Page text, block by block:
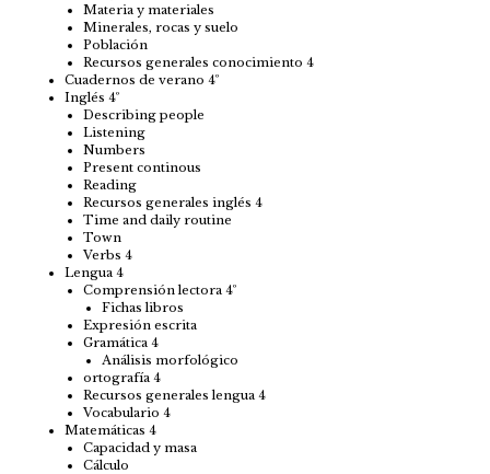
Materia y materiales
Minerales, rocas y suelo
Población
Recursos generales conocimiento 4
Cuadernos de verano 4º
Inglés 4º
Describing people
Listening
Numbers
Present continous
Reading
Recursos generales inglés 4
Time and daily routine
Town
Verbs 4
Lengua 4
Comprensión lectora 4º
Fichas libros
Expresión escrita
Gramática 4
Análisis morfológico
ortografía 4
Recursos generales lengua 4
Vocabulario 4
Matemáticas 4
Capacidad y masa
Cálculo